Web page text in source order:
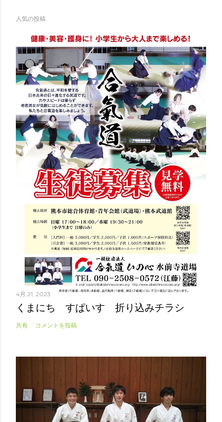
人気の投稿
4月 21, 2023
くまにち すぱいす 折り込みチラシ
共有 コメントを投稿